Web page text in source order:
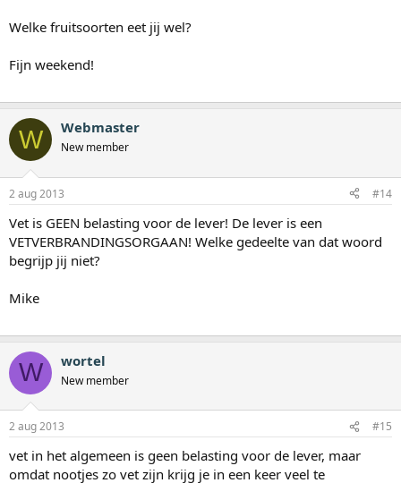
Welke fruitsoorten eet jij wel?
Fijn weekend!
W Webmaster
New member
2 aug 2013 #14
Vet is GEEN belasting voor de lever! De lever is een
VETVERBRANDINGSORGAAN! Welke gedeelte van dat woord
begrijp jij niet?
Mike
W wortel
New member
2 aug 2013 #15
vet in het algemeen is geen belasting voor de lever, maar
omdat nootjes zo vet zijn krijg je in een keer veel te